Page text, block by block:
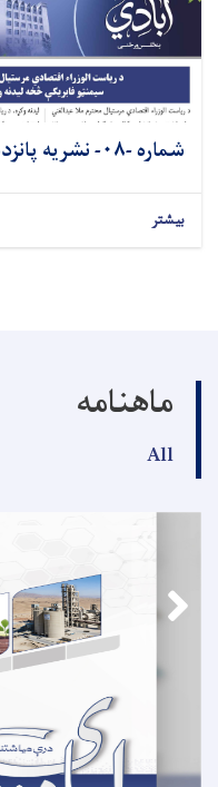
شماره -۰۸- نشريه پانزده روزه الکترونیکی
بیشتر
ماهنامه
All